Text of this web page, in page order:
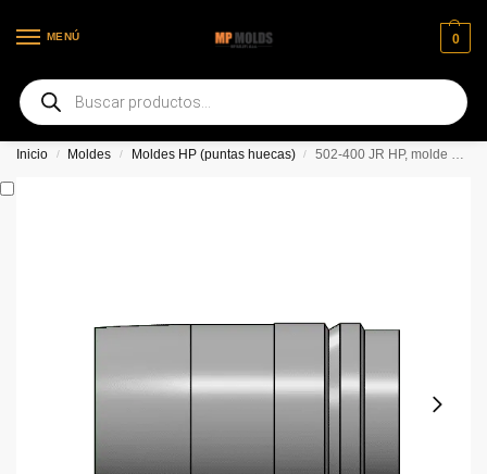
MENÚ 0
Bienvenido a nuestra nueva página web
Inicio / Moldes / Moldes HP (puntas huecas) / 502-400 JR HP, molde de retención de gas de 2 cavidades